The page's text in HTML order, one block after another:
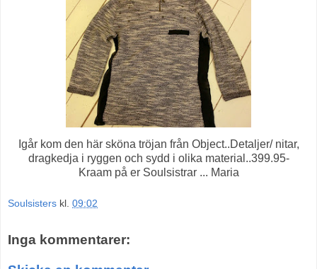
Igår kom den här sköna tröjan från Object..Detaljer/ nitar,
dragkedja i ryggen och sydd i olika material..399.95-
Kraam på er Soulsistrar ... Maria
Soulsisters kl. 09:02
Inga kommentarer: